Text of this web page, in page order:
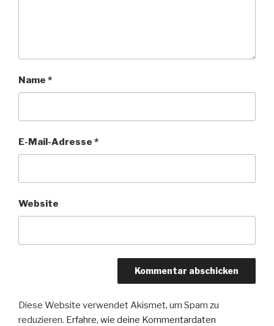
Name *
E-Mail-Adresse *
Website
Diese Website verwendet Akismet, um Spam zu
reduzieren. Erfahre, wie deine Kommentardaten